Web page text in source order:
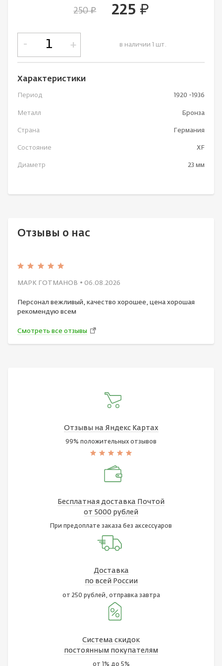
250руб. 225 руб.
в наличии 1 шт.
- +
Характеристики
Период 1920 -1936
Металл Бронза
Страна Германия
Состояние XF
Диаметр 23 мм
Отзывы о нас
МАРК ГОТМАНОВ • 06.08.2026
Персонал вежливый, качество хорошее, цена хорошая
рекомендую всем
Смотреть все отзывы
Отзывы на Яндекс Картах
99% положительных отзывов
Бесплатная доставка Почтой
от 5000 рублей
При предоплате заказа без аксессуаров
Доставка
по всей России
от 250 рублей, отправка завтра
Система скидок
постоянным покупателям
от 1% до 5%